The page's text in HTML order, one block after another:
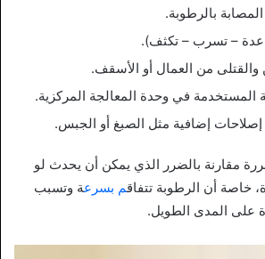
بالرطوبة.
– تسرب – تكثف).
من العمال أو الأسقف.
المستخدمة في وحدة المعالجة المركزية.
إضافية مثل الصبغ أو الجبس.
مقارنة بالضرر الذي يمكن أن يحدث لو
خاصة أن الرطوبة تتفاقم بسرعة وتسبب
على المدى الطويل.